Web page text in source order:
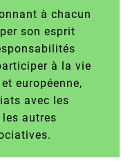
à chacun
son esprit
à la vie
européenne,
avec les
autres